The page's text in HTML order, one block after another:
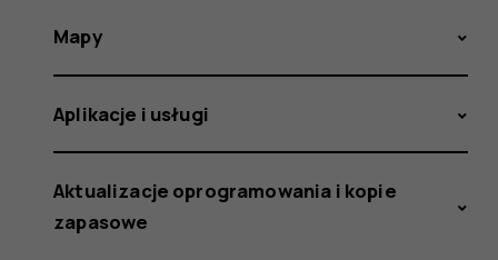
Mapy
Aplikacje i usługi
Aktualizacje oprogramowania i kopie
zapasowe